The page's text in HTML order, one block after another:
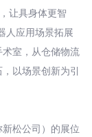
让具身体更智
人应用场景拓展
室，从仓储物流
以场景创新为引
松公司）的展位